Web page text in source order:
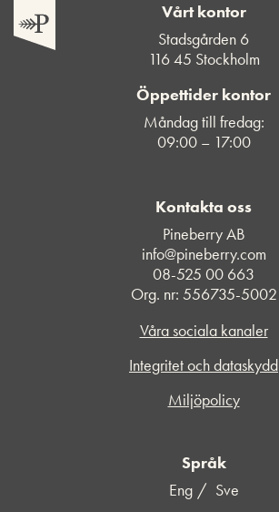
Vårt kontor
Stadsgården 6
116 45 Stockholm
Öppettider kontor
Måndag till fredag:
09:00 – 17:00
Kontakta oss
Pineberry AB
info@pineberry.com
08-525 00 663
Org. nr: 556735-5002
Våra sociala kanaler
Integritet och dataskydd
Miljöpolicy
Språk
Eng
Sve